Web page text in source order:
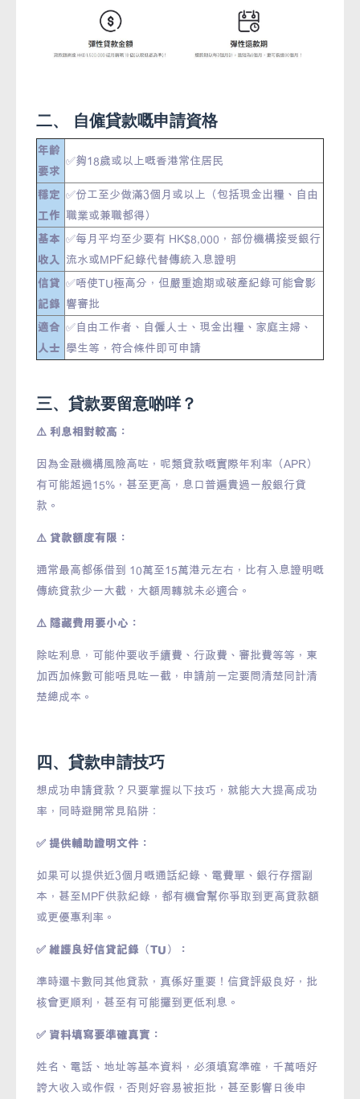
二、 自僱貸款嘅申請資格
年齡
要求
✅夠18歲或以上嘅香港常住居民
穩定
工作
✅份工至少做滿3個月或以上（包括現金出糧、自由
職業或兼職都得）
基本
收入
✅每月平均至少要有 HK$8,000，部份機構接受銀行
流水或MPF紀錄代替傳統入息證明
信貸
記錄
✅唔使TU極高分，但嚴重逾期或破產紀錄可能會影
響審批
適合
人士
✅自由工作者、自僱人士、現金出糧、家庭主婦、
學生等，符合條件即可申請
三、貸款要留意啲咩？
⚠️ 利息相對較高：
因為金融機構風險高咗，呢類貸款嘅實際年利率（APR）
有可能超過15%，甚至更高，息口普遍貴過一般銀行貸
款。
⚠️ 貸款額度有限：
通常最高都係借到 10萬至15萬港元左右，比有入息證明嘅
傳統貸款少一大截，大額周轉就未必適合。
⚠️ 隱藏費用要小心：
除咗利息，可能仲要收手續費、行政費、審批費等等，東
加西加條數可能唔見咗一截，申請前一定要問清楚同計清
楚總成本。
四、貸款申請技巧
想成功申請貸款？只要掌握以下技巧，就能大大提高成功
率，同時避開常見陷阱：
✅ 提供輔助證明文件：
如果可以提供近3個月嘅通話紀錄、電費單、銀行存摺副
本，甚至MPF供款紀錄，都有機會幫你爭取到更高貸款額
或更優惠利率。
✅ 維護良好信貸記錄（TU）：
準時還卡數同其他貸款，真係好重要！信貸評級良好，批
核會更順利，甚至有可能攞到更低利息。
✅ 資料填寫要準確真實：
姓名、電話、地址等基本資料，必須填寫準確，千萬唔好
誇大收入或作假，否則好容易被拒批，甚至影響日後申